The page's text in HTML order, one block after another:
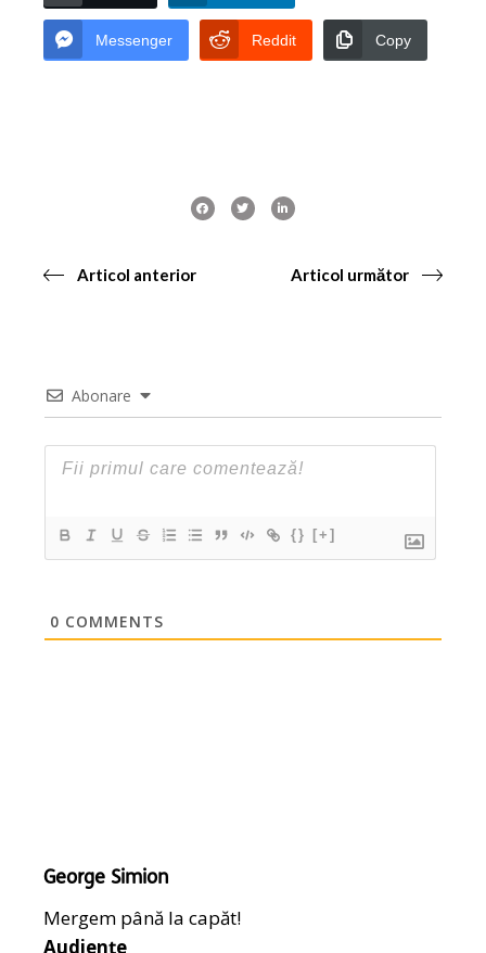
Messenger Reddit Copy
Articol anterior Articol următor
Abonare
{} [+]
0 COMMENTS
George Simion
Mergem până la capăt!
Audiențe